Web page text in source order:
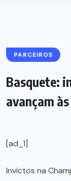
PARCEIROS
Basquete:
avançam
[ad_1]
Invictos na